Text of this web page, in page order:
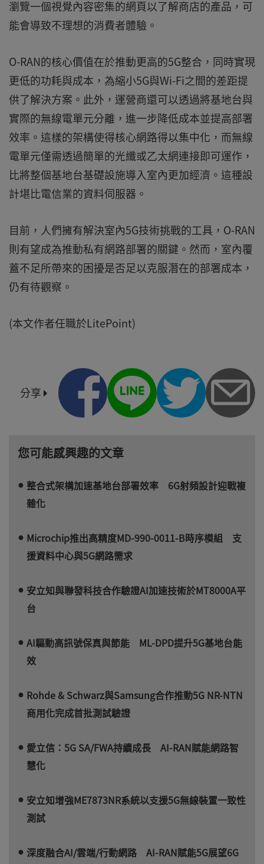
瀏覽一個視覺內容密集的網頁以了解商店的產品，可
能會導致不理想的消費者體驗。
O-RAN的核心價值在於推動更高的5G整合，同時實現
更低的功耗與成本，為縮小5G與Wi-Fi之間的差距提
供了解決方案。此外，運營商還可以透過將基地台與
實際的無線電單元分離，進一步降低成本並提高部署
效率。這樣的架構使得核心網路得以集中化，而無線
電單元僅需透過簡單的光纖或乙太網連接即可運作，
比將整個基地台基礎設施導入室內更加經濟。這種設
計堪比電信業的資料伺服器。
目前，人們擁有解決室內5G技術挑戰的工具，O-RAN
則有望成為推動私有網路部署的關鍵。然而，室內覆
蓋不足所帶來的困擾是否足以克服潛在的部署成本，
仍有待觀察。
(本文作者任職於LitePoint)
分享
您可能感興趣的文章
整合式架構加速基地台部署效率 6G射頻設計迎戰複
雜化
Microchip推出高精度MD-990-0011-B時序模組 支
援資料中心與5G網路需求
安立知與聯發科技合作驗證AI加速技術於MT8000A平
台
AI驅動高訊號保真與節能 ML-DPD提升5G基地台能
效
Rohde & Schwarz與Samsung合作推動5G NR-NTN
商用化完成首批測試驗證
愛立信：5G SA/FWA持續成長 AI-RAN賦能網路智
慧化
安立知增強ME7873NR系統以支援5G無線裝置一致性
測試
深度融合AI/雲端/行動網路 AI-RAN賦能5G展望6G